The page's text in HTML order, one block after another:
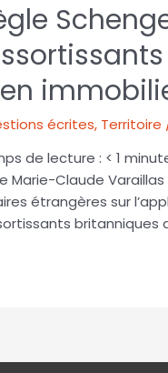
écrites, Territoire
de lecture : < 1
Marie-Claude
étrangères sur
britanniques